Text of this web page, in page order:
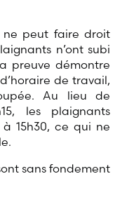
peut faire droit
n’ont subi
preuve démontre
de travail,
Au lieu de
les plaignants
15h30, ce qui ne
sans fondement